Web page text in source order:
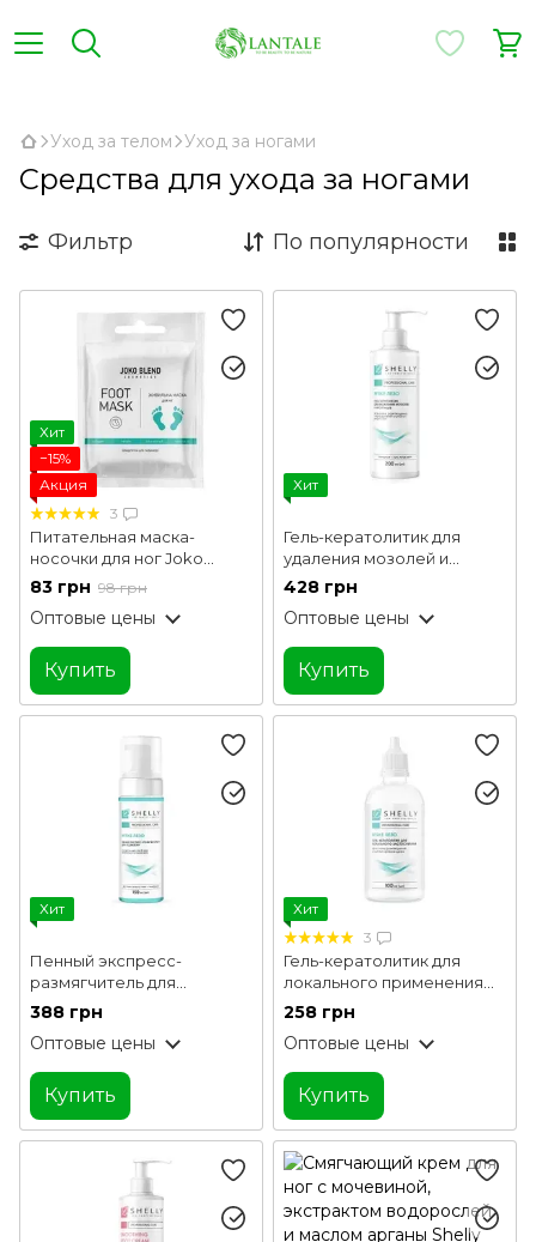
Уход за телом Уход за ногами
Средства для ухода за ногами
Фильтр По популярности
Хит
−15%
Акция
3
Питательная маска-
носочки для ног Joko
Blend
83 грн 98 грн
Оптовые цены
Купить
Хит
Гель-кератолитик для
удаления мозолей и
натоптышей Мягкое
лезвие Shelly 200 мл
428 грн
Оптовые цены
Купить
Хит
Пенный экспресс-
размягчитель для
педикюра Мягкое лезвие
Shelly 150 мл
388 грн
Оптовые цены
Купить
Хит
3
Гель-кератолитик для
локального применения
Мягкое лезвие Shelly 100
258 грн
Оптовые цены
Купить